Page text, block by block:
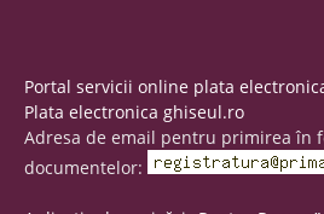
Portal servicii online plata
Plata electronica ghiseul.ro
Adresa de email pentru primirea în
documentelor: